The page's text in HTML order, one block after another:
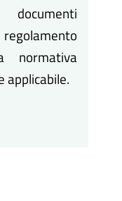
documenti
normativa
applicabile.